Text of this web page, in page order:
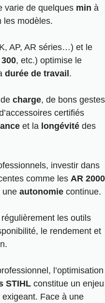
varie de quelques min à
les modèles.
AP, AR séries…) et le
, etc.) optimise le
durée de travail.
charge, de bons gestes
certifiés
et la longévité des
investir dans
comme les AR 2000
une autonomie continue.
les outils
le rendement et
l’optimisation
STIHL constitue un enjeu
Face à une